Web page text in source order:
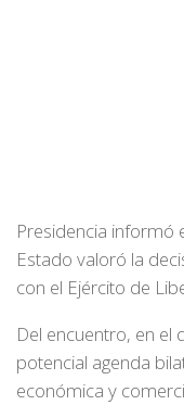
Presidencia informó
Estado valoró la
con el Ejército de
Del encuentro, en el
potencial agenda
económica y